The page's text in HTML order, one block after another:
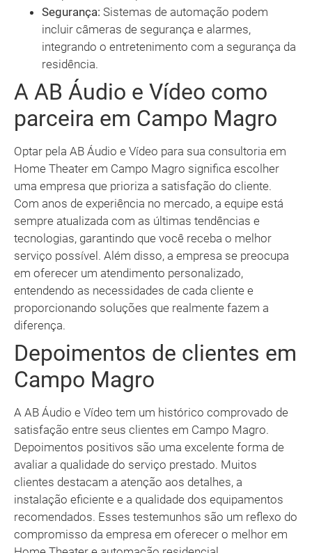
Segurança: Sistemas de automação podem
incluir câmeras de segurança e alarmes,
integrando o entretenimento com a segurança da
residência.
A AB Áudio e Vídeo como
parceira em Campo Magro
Optar pela AB Áudio e Vídeo para sua consultoria em
Home Theater em Campo Magro significa escolher
uma empresa que prioriza a satisfação do cliente.
Com anos de experiência no mercado, a equipe está
sempre atualizada com as últimas tendências e
tecnologias, garantindo que você receba o melhor
serviço possível. Além disso, a empresa se preocupa
em oferecer um atendimento personalizado,
entendendo as necessidades de cada cliente e
proporcionando soluções que realmente fazem a
diferença.
Depoimentos de clientes em
Campo Magro
A AB Áudio e Vídeo tem um histórico comprovado de
satisfação entre seus clientes em Campo Magro.
Depoimentos positivos são uma excelente forma de
avaliar a qualidade do serviço prestado. Muitos
clientes destacam a atenção aos detalhes, a
instalação eficiente e a qualidade dos equipamentos
recomendados. Esses testemunhos são um reflexo do
compromisso da empresa em oferecer o melhor em